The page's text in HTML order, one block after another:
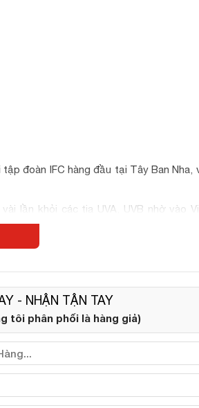
đoàn IFC hàng đầu tại Tây Ban Nha,
lần khỏi các tia UVA, UVB nhờ vào
chống nắng Heliocare Oral cũng kích
chữa những DNA hư tổn và cung cấp
- NHẬN TẬN TAY
tôi phân phối là hàng giả)